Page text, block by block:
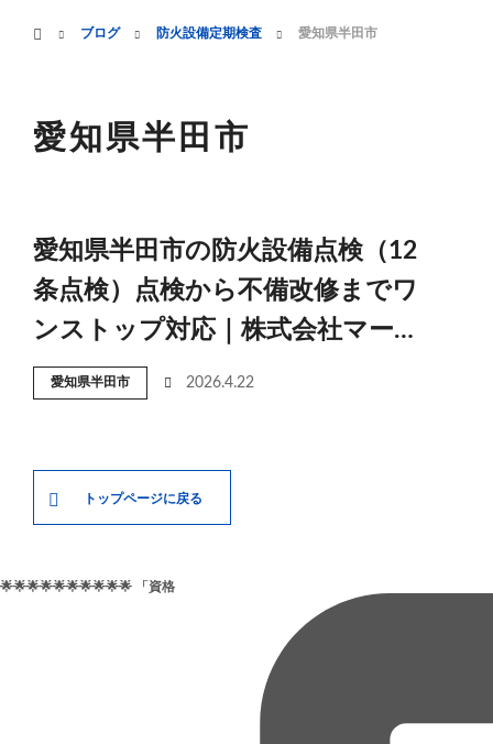
HOME 業務案内
ブログ
防火設備定期検査 愛知県半田市
愛知県半田市
愛知県半田市の防火設備点検（12
条点検）点検から不備改修までワ
ンストップ対応｜株式会社マー…
愛知県半田市 2026.4.22
トップページに戻る
🌟🌟🌟🌟🌟🌟🌟🌟🌟🌟 「資格